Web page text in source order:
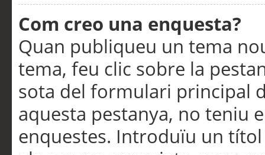
Com creo una enquesta?
Quan publiqueu un tema
tema, feu clic sobre la
sota del formulari principal
aquesta pestanya, no teniu
enquestes. Introduïu un